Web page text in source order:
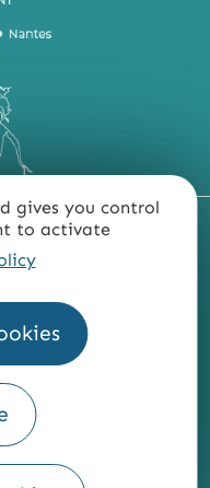
gives you control
to activate
PLAN DU SITE
?